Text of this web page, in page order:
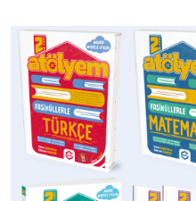
AddToWishlist